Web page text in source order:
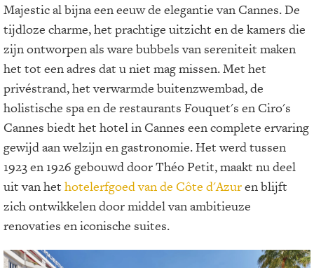
Majestic al bijna een eeuw de elegantie van Cannes. De
tijdloze charme, het prachtige uitzicht en de kamers die
zijn ontworpen als ware bubbels van sereniteit maken
het tot een adres dat u niet mag missen. Met het
privéstrand, het verwarmde buitenzwembad, de
holistische spa en de restaurants Fouquet's en Ciro's
Cannes biedt het hotel in Cannes een complete ervaring
gewijd aan welzijn en gastronomie. Het werd tussen
1923 en 1926 gebouwd door Théo Petit, maakt nu deel
uit van het hotelerfgoed van de Côte d'Azuren blijft
zich ontwikkelen door middel van ambitieuze
renovaties en iconische suites.